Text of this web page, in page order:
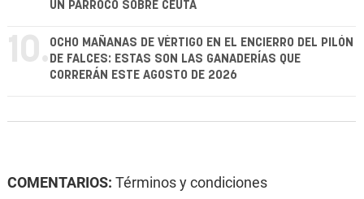
UN PÁRROCO SOBRE CEUTA
10. OCHO MAÑANAS DE VÉRTIGO EN EL ENCIERRO DEL PILÓN
DE FALCES: ESTAS SON LAS GANADERÍAS QUE
CORRERÁN ESTE AGOSTO DE 2026
COMENTARIOS: Términos y condiciones